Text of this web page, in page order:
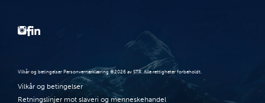
Vilkår og betingelser Personvernerklæring ©2026 av STR. Alle rettigheter forbeholdt.
Vilkår og betingelser
Retningslinjer mot slaveri og menneskehandel